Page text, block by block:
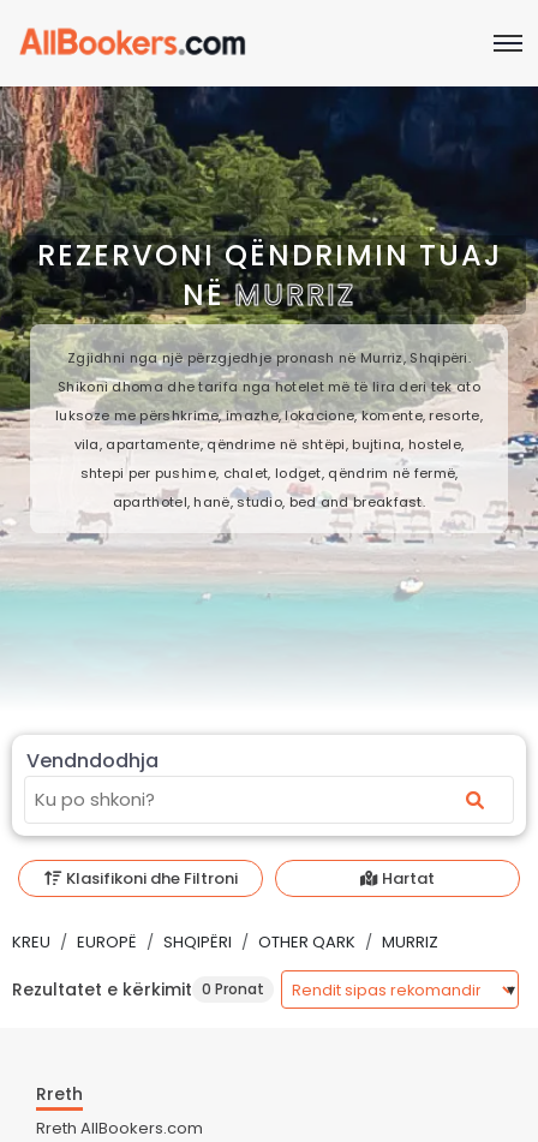
REZERVONI QËNDRIMIN TUAJ
NËMURRIZ
Zgjidhni nga një përzgjedhje pronash në Murriz, Shqipëri.
Shikoni dhoma dhe tarifa nga hotelet më të lira deri tek ato
luksoze me përshkrime, imazhe, lokacione, komente, resorte,
vila, apartamente, qëndrime në shtëpi, bujtina, hostele,
shtepi per pushime, chalet, lodget, qëndrim në fermë,
aparthotel, hanë, studio, bed and breakfast.
Vendndodhja
Klasifikoni dhe Filtroni Hartat
KREU EUROPË SHQIPËRI OTHER QARK MURRIZ
Rezultatet e kërkimit 0 Pronat
Rreth
Rreth AllBookers.com